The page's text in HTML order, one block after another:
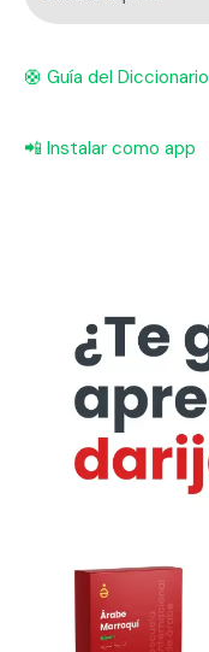
🛟 Guía del Diccionario
📲 Instalar como app